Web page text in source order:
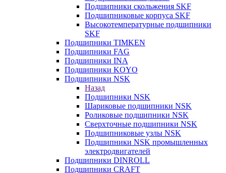
Подшипники скольжения SKF
Подшипниковые корпуса SKF
Высокотемпературные подшипники
SKF
Подшипники TIMKEN
Подшипники FAG
Подшипники INA
Подшипники KOYO
Подшипники NSK
Назад
Подшипники NSK
Шариковые подшипники NSK
Роликовые подшипники NSK
Сверхточные подшипники NSK
Подшипниковые узлы NSK
Подшипники NSK промышленных
электродвигателей
Подшипники DINROLL
Подшипники CRAFT